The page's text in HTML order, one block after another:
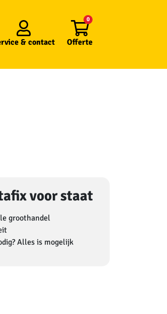
& contact Offerte
0
voor staat
groothandel
Alles is mogelijk